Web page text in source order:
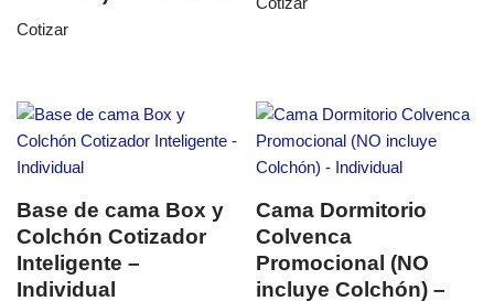
Cotizar
Base de cama Box y
Colchón Cotizador
Inteligente –
Individual
Cama Dormitorio
Colvenca
Promocional (NO
incluye Colchón) –